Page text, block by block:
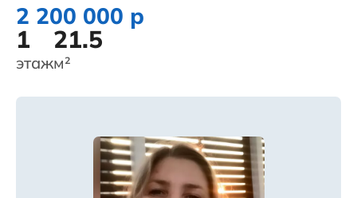
2 200 000 р
1
этаж
21.5
м²